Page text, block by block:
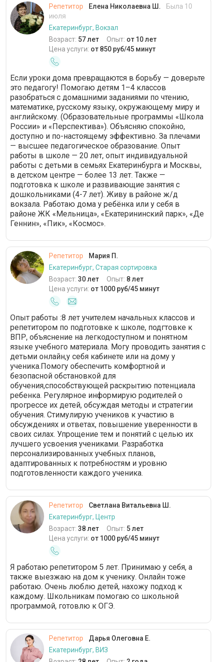
Репетитор Елена Николаевна Ш.
Была 10
июля
Екатеринбург, Вокзал
Возраст: 57 лет Опыт: от 10 лет
Цена услуги: от 850 руб/45 минут
Если уроки дома превращаются в борьбу — доверьте
это педагогу! Помогаю детям 1–4 классов
разобраться с домашними заданиями по чтению,
математике, русскому языку, окружающему миру и
английскому. (Образовательные программы «Школа
России» и «Перспектива»). Объясняю спокойно,
доступно и по-настоящему эффективно. За плечами
— высшее педагогическое образование. Опыт
работы в школе — 20 лет, опыт индивидуальной
работы с детьми в семьях Екатеринбурга и Москвы,
в детском центре — более 13 лет. Также —
подготовка к школе и развивающие занятия с
дошкольниками (4-7 лет). Живу в районе ж/д
вокзала. Работаю дома у ребёнка или у себя в
районе ЖК «Мельница», «Екатерининский парк», «Де
Геннин», «Пик», «Космос».
Репетитор
Мария П.
Екатеринбург, Старая сортировка
Возраст: 30 лет Опыт: 8 лет
Цена услуги: от 1000 руб/45 минут
Опыт работы :8 лет учителем начальных классов и
репетитором по подготовке к школе, подгтовке к
ВПР, объяснение на легкодоступном и понятном
языке учебного материала. Могу проводить занятия с
детьми онлайн,у себя кабинете или на дому у
ученика.Помогу обеспечить комфортной и
безопасной обстановкой для
обучения,способствующей раскрытию потенциала
ребенка. Регулярное информирую родителей о
прогрессе их детей, обсуждая методы и стратегии
обучения. Стимулирую учеников к участию в
обсуждениях и ответах, повышение уверенности в
своих силах. Упрощение тем и понятий с целью их
лучшего усвоения учениками. Разработка
персонализированных учебных планов,
адаптированных к потребностям и уровню
подготовленности каждого ученика.
Репетитор
Светлана Витальевна Ш.
Екатеринбург, Центр
Возраст: 38 лет Опыт: 5 лет
Цена услуги: от 1000 руб/45 минут
Я работаю репетитором 5 лет. Принимаю у себя, а
также выезжаю на дом к ученику. Онлайн тоже
работаю. Очень люблю детей, нахожу подход к
каждому. Школьникам помогаю со школьной
программой, готовлю к ОГЭ.
Репетитор
Дарья Олеговна Е.
Екатеринбург, ВИЗ